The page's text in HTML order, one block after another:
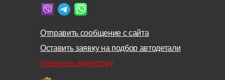
Отправить сообщение с сайта
Оставить заявку на подбор автодетали
Написать директору